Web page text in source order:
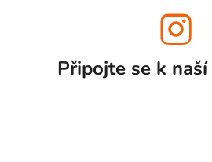
Připojte se k naší